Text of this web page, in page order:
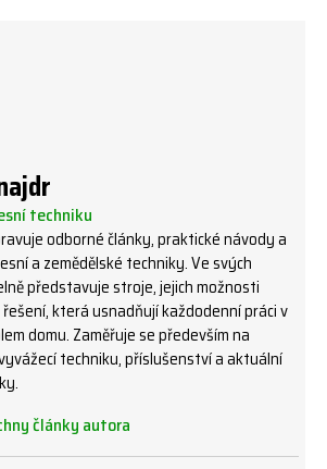
techniku
odborné články, praktické návody a
a zemědělské techniky. Ve svých
představuje stroje, jejich možnosti
která usnadňují každodenní práci v
domu. Zaměřuje se především na
techniku, příslušenství a aktuální
články autora